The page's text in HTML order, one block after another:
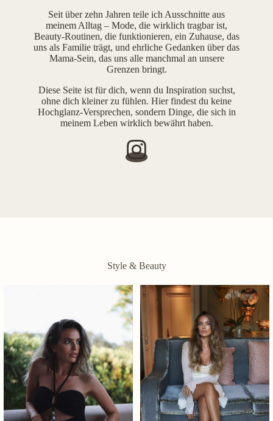
Seit über zehn Jahren teile ich Ausschnitte aus
meinem Alltag – Mode, die wirklich tragbar ist,
Beauty-Routinen, die funktionieren, ein Zuhause, das
uns als Familie trägt, und ehrliche Gedanken über das
Mama-Sein, das uns alle manchmal an unsere
Grenzen bringt.
Diese Seite ist für dich, wenn du Inspiration suchst,
ohne dich kleiner zu fühlen. Hier findest du keine
Hochglanz-Versprechen, sondern Dinge, die sich in
meinem Leben wirklich bewährt haben.
Style & Beauty